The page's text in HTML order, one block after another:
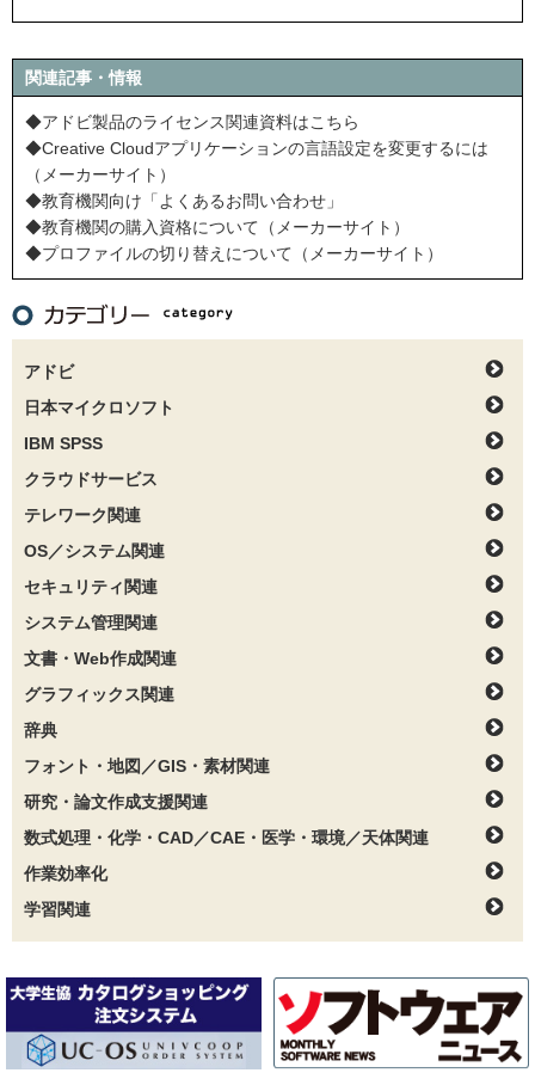
関連記事・情報
◆アドビ製品のライセンス関連資料はこちら
◆Creative Cloudアプリケーションの言語設定を変更するには
（メーカーサイト）
◆教育機関向け「よくあるお問い合わせ」
◆教育機関の購入資格について（メーカーサイト）
◆プロファイルの切り替えについて（メーカーサイト）
アドビ
日本マイクロソフト
IBM SPSS
クラウドサービス
テレワーク関連
OS／システム関連
セキュリティ関連
システム管理関連
文書・Web作成関連
グラフィックス関連
辞典
フォント・地図／GIS・素材関連
研究・論文作成支援関連
数式処理・化学・CAD／CAE・医学・環境／天体関連
作業効率化
学習関連